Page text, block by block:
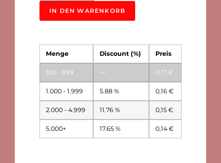
IN DEN WARENKORB
Menge Discount (%) Preis
100 - 999 — 0,17 €
1.000 - 1.999 5.88 % 0,16 €
2.000 - 4.999 11.76 % 0,15 €
5.000+ 17.65 % 0,14€